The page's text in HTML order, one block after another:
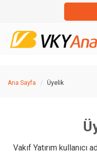
Ana Sayfa Üyelik
Vakıf Yatırım